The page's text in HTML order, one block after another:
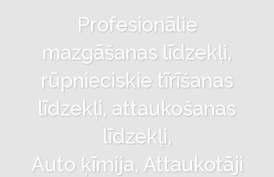
Profesionālie
mazgāšanas līdzekļi,
rūpnieciskie tīrīšanas
līdzekļi, attaukošanas
līdzekļi,
Auto ķīmija, Attaukotāji